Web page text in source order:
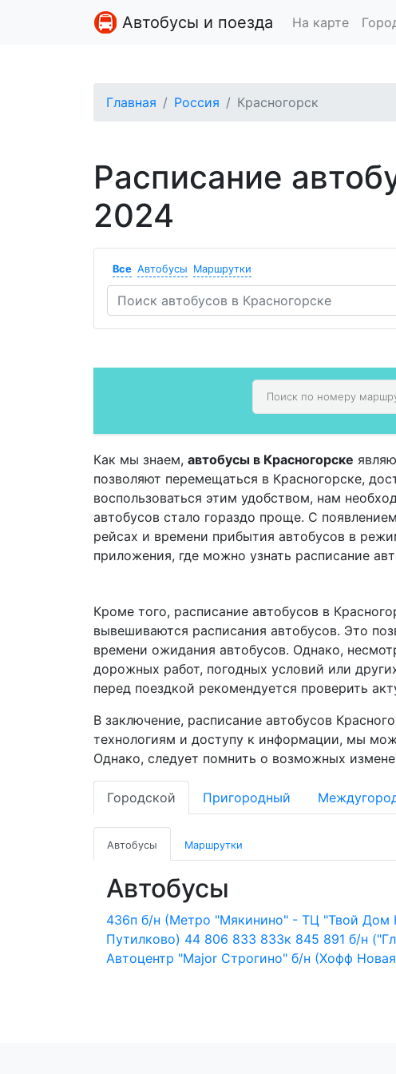
Автобусы и поезда На карте
Главная Россия Красногорск
Расписание
2024
Все Автобусы Маршрутки
Как мы знаем, автобусы в Красногорске
позволяют перемещаться в Красногорске,
воспользоваться этим удобством, нам
автобусов стало гораздо проще. С
рейсах и времени прибытия автобусов в
приложения, где можно узнать расписание
Кроме того, расписание автобусов в
вывешиваются расписания автобусов. Это
времени ожидания автобусов. Однако,
дорожных работ, погодных условий или
перед поездкой рекомендуется проверить
В заключение, расписание автобусов
технологиям и доступу к информации, мы
Однако, следует помнить о возможных
Городской Пригородный
Автобусы Маршрутки
Автобусы
436п б/н (Метро "Мякинино" - ТЦ "Твой Дом
Путилково) 44 806 833 833к 845 891 б/н
Автоцентр "Major Строгино" б/н (Хофф